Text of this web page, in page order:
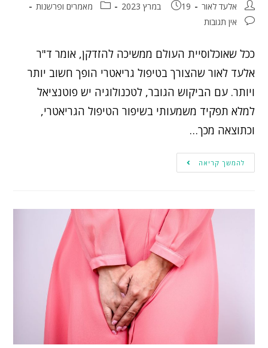
אלעד לאור 19 במרץ 2023
מאמרים ופרשנות
אין תגובות
ככל שאוכלוסיית העולם ממשיכה להזדקן, אומר ד"ר
אלעד לאור שהצורך בטיפול גריאטרי הופך חשוב יותר
ויותר. עם הביקוש הגובר, לטכנולוגיה יש פוטנציאל
למלא תפקיד משמעותי בשיפור הטיפול הגריאטרי,
וכתוצאה מכך…
להמשך קריאה